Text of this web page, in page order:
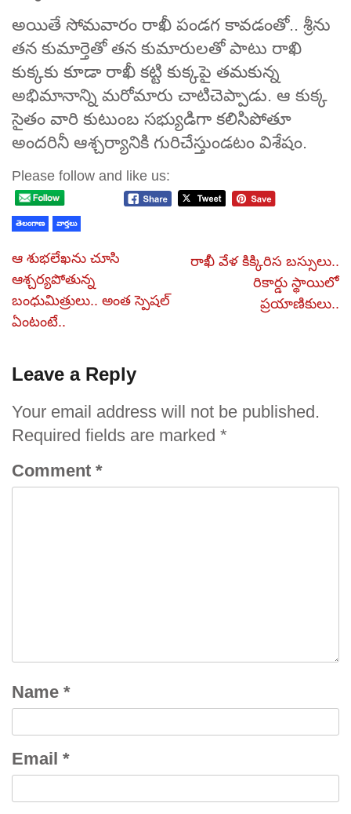
అయితే సోమవారం రాఖీ పండగ కావడంతో.. శ్రీను
తన కుమార్తెతో తన కుమారులతో పాటు రాఖి
కుక్కకు కూడా రాఖీ కట్టి కుక్కపై తమకున్న
అభిమానాన్ని మరోమారు చాటిచెప్పాడు. ఆ కుక్క
సైతం వారి కుటుంబ సభ్యుడిగా కలిసిపోతూ
అందరినీ ఆశ్చర్యానికి గురిచేస్తుండటం విశేషం.
Please follow and like us:
తెలంగాణ వార్తలు
ఆ శుభలేఖను చూసి
ఆశ్చర్యపోతున్న
బంధుమిత్రులు.. అంత స్పెషల్
ఏంటంటే..
రాఖీ వేళ కిక్కిరిస బస్సులు..
రికార్డు స్థాయిలో
ప్రయాణికులు..
Leave a Reply
Your email address will not be published.
Required fields are marked *
Comment *
Name *
Email *